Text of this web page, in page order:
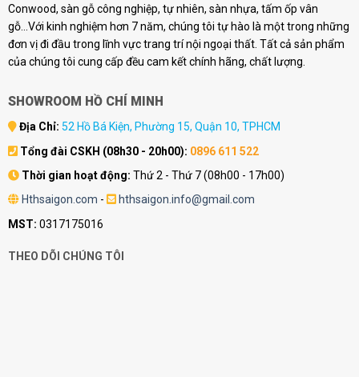
Conwood, sàn gỗ công nghiệp, tự nhiên, sàn nhựa, tấm ốp vân
gỗ...Với kinh nghiệm hơn 7 năm, chúng tôi tự hào là một trong những
đơn vị đi đầu trong lĩnh vực trang trí nội ngoại thất. Tất cả sản phẩm
của chúng tôi cung cấp đều cam kết chính hãng, chất lượng.
SHOWROOM HỒ CHÍ MINH
Địa Chỉ: 52 Hồ Bá Kiện, Phường 15, Quận 10, TPHCM
Tổng đài CSKH (08h30 - 20h00): 0896 611 522
Thời gian hoạt động: Thứ 2 - Thứ 7 (08h00 - 17h00)
Hthsaigon.com -
hthsaigon.info@gmail.com
MST: 0317175016
THEO DÕI CHÚNG TÔI